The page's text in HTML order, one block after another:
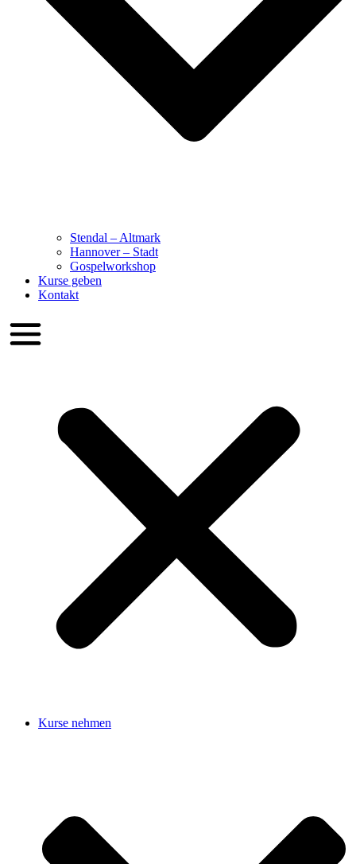
Stendal – Altmark
Hannover – Stadt
Gospelworkshop
Kurse geben
Kontakt
Kurse nehmen